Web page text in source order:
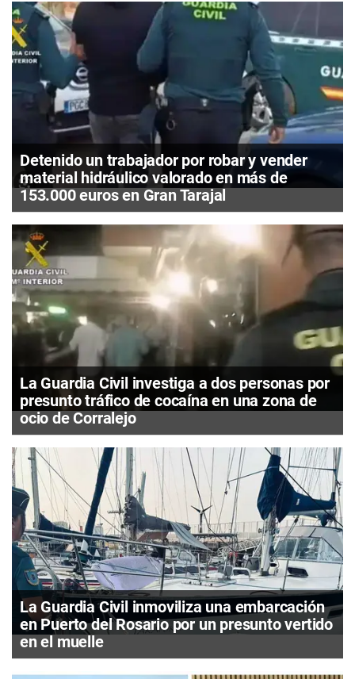
Detenido un trabajador por robar y vender
material hidráulico valorado en más de
153.000 euros en Gran Tarajal
La Guardia Civil investiga a dos personas por
presunto tráfico de cocaína en una zona de
ocio de Corralejo
La Guardia Civil inmoviliza una embarcación
en Puerto del Rosario por un presunto vertido
en el muelle